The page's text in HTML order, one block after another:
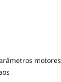
motores